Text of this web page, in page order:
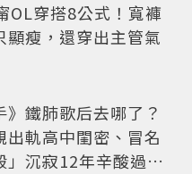
OL穿搭8公式！寬褲
顯瘦，還穿出主管氣
》鐵肺歌后去哪了？
出軌高中閨密、冒名
」沉寂12年辛酸過往